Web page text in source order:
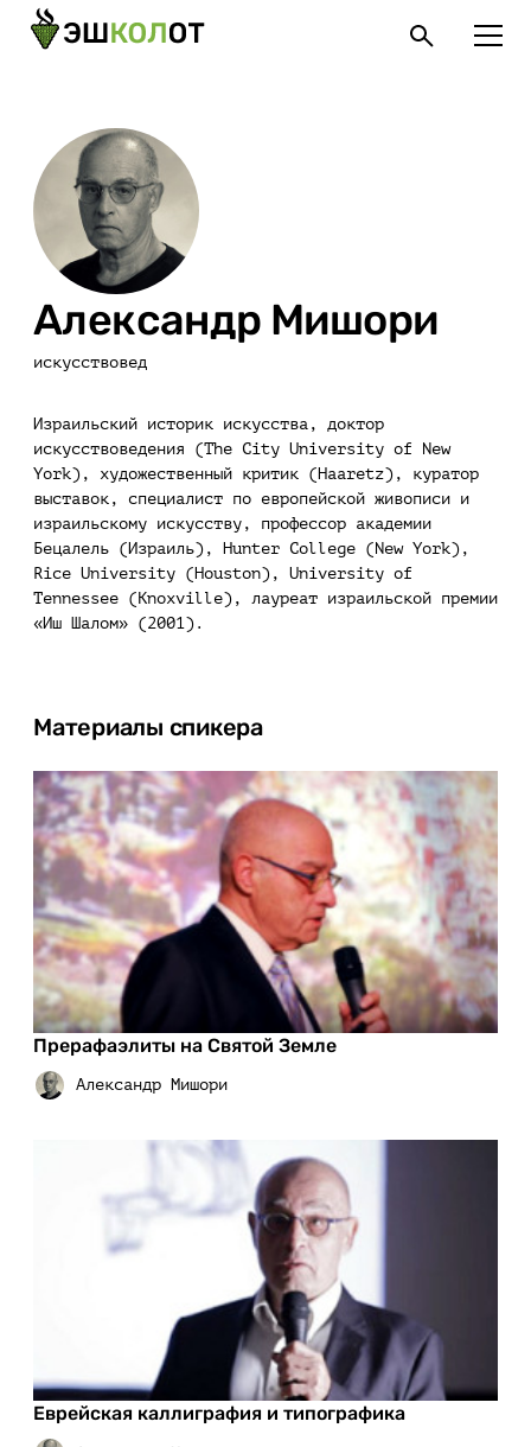
Александр Мишори
искусствовед
Израильский историк искусства, доктор
искусствоведения (The City University of New
York), художественный критик (Haaretz), куратор
выставок, специалист по европейской живописи и
израильскому искусству, профессор академии
Бецалель (Израиль), Hunter College (New York),
Rice University (Houston), University of
Tennessee (Knoxville), лауреат израильской премии
«Иш Шалом» (2001).
Материалы спикера
Прерафаэлиты на Святой Земле
Еврейская каллиграфия и типографика